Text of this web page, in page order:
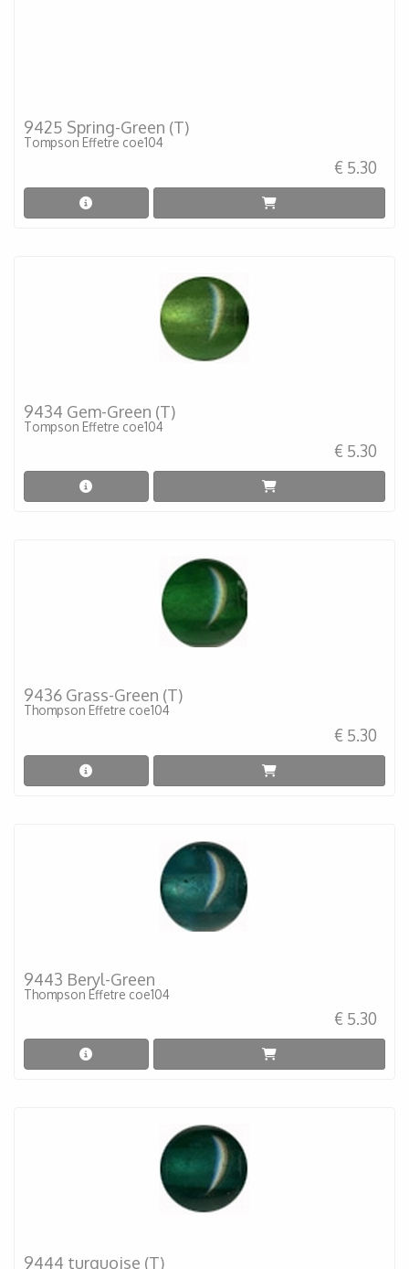
9425 Spring-Green (T)
Tompson Effetre coe104
€ 5.30
9434 Gem-Green (T)
Tompson Effetre coe104
€ 5.30
9436 Grass-Green (T)
Thompson Effetre coe104
€ 5.30
9443 Beryl-Green
Thompson Effetre coe104
€ 5.30
9444 turquoise (T)